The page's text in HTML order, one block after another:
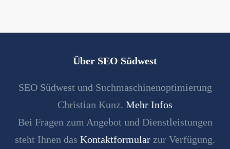
Über SEO Südwest
SEO Südwest und Suchmaschinenoptimierung
Christian Kunz. Mehr Infos
Bei Fragen zum Angebot und Dienstleistungen
steht Ihnen das Kontaktformular zur Verfügung.